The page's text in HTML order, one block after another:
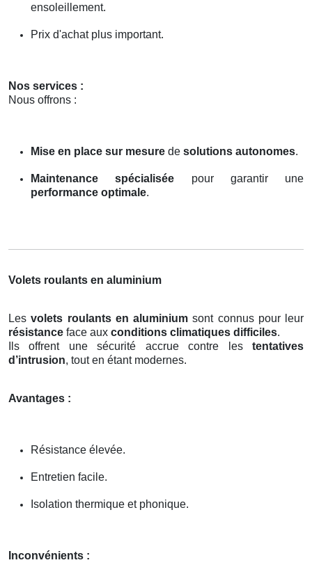
ensoleillement.
Prix d'achat plus important.
Nos services :
Nous offrons :
Mise en place sur mesure de solutions autonomes.
Maintenance spécialisée pour garantir une
performance optimale.
Volets roulants en aluminium
Lesvolets roulants en aluminium sont connus pour leur
résistance face aux conditions climatiques difficiles.
Ils offrent une sécurité accrue contre les tentatives
d’intrusion, tout en étant modernes.
Avantages :
Résistance élevée.
Entretien facile.
Isolation thermique et phonique.
Inconvénients :